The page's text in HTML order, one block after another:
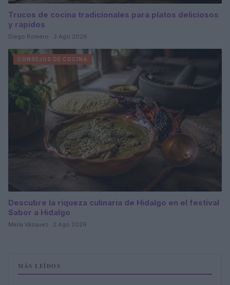
Trucos de cocina tradicionales para platos deliciosos
y rápidos
Diego Romero · 3 Ago 2026
CONSEJOS DE COCINA
Descubre la riqueza culinaria de Hidalgo en el festival
Sabor a Hidalgo
María Vázquez · 2 Ago 2026
MÁS LEÍDOS